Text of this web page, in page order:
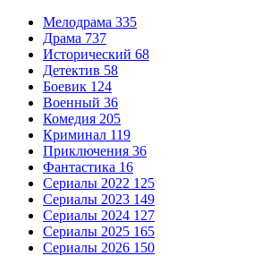
Мелодрама 335
Драма 737
Исторический 68
Детектив 58
Боевик 124
Военный 36
Комедия 205
Криминал 119
Приключения 36
Фантастика 16
Сериалы 2022 125
Сериалы 2023 149
Сериалы 2024 127
Сериалы 2025 165
Сериалы 2026 150